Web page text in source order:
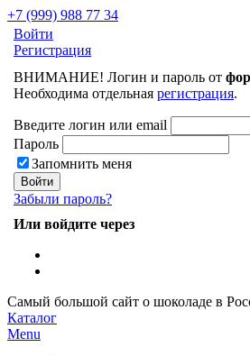
+7 (999) 988 77 34
Войти
Регистрация
ВНИМАНИЕ! Логин и пароль от
Необходима отдельная регистрация.
Введите логин или email
Пароль
Запомнить меня
Забыли пароль?
Или войдите через
Самый большой сайт о шоколаде в
Каталог
Menu